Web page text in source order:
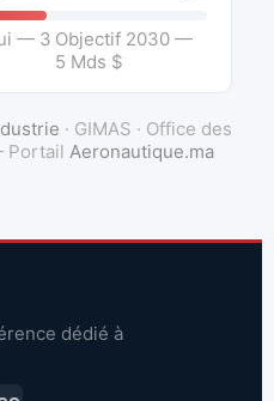
— 3 Objectif 2030 —
5 Mds $
· GIMAS · Office des
Portail Aeronautique.ma
dédié à